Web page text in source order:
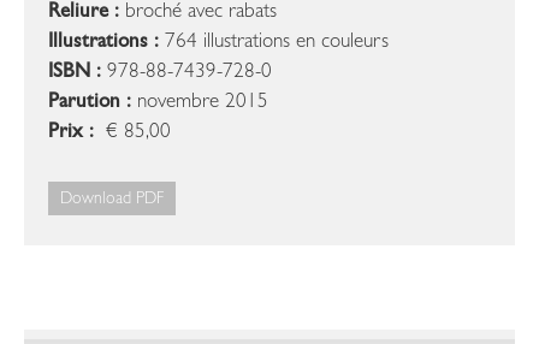
Reliure : broché avec rabats
Illustrations : 764 illustrations en couleurs
ISBN : 978-88-7439-728-0
Parution : novembre 2015
Prix : € 85,00
Download PDF